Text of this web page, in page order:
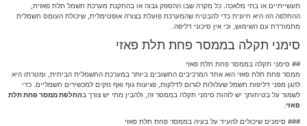
תעשייתיים או בתי מלאכה. כל מקרה שבו ההספק גבוה או בהתקנת מערכת חשמל תלת פאזית,
ההחלפה הזו היא חיונית כדי להבטיח שהמערכת פועלת בצורה אופטימלית, שיכולת העומס חשמלית
מתמודדת עם השימוש, וכי אין סיכוני דליפה.
סימני תקלה בממסר פחת תלת פאזי
## סימני תקלה בממסר פחת תלת פאזי
ממסר פחת תלת פאזי הוא אחד המרכיבים החשובים ביותר במערכת החשמלית הביתית, ומטרתו היא
להגן מפני דליפות חשמל שעלולות לגרום לדלקות, פגיעות גוף ואף נזקים למכשירים חשמליים. כדי
לשמור על בטיחותך יש לזהות סימני תקלה בממסר זה, ולהבין מתי יש צורך בהחלפת ממסר פחת תלת
פאזי
### סימנים שיכולים להעיד על בעיה בממסר פחת תלת פאזי